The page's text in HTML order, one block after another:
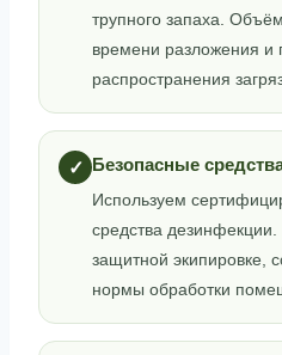
трупного запаха.
времени разложения и
распространения
✓ Безопасные
Используем
средства дезинфекции.
защитной экипировке,
нормы обработки